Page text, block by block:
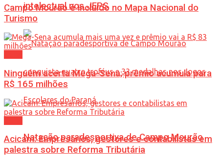
intelectual nos JEPS
Natação paradesportiva de Campo Mourão
Campo Mourão é incluído no Mapa Nacional do
Turismo
Ninguém acerta Mega-Sena; prêmio acumula para
R$ 165 milhões
Acicam: Empresários, gestores e contabilistas em
palestra sobre Reforma Tributária